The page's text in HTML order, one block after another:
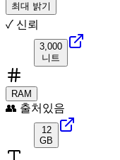
최대 밝기
✓ 신뢰
3,000
니트
RAM
👥 출처있음
12
GB